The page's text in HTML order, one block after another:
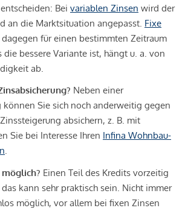
Bei variablen Zinsen wird der
an die Marktsituation angepasst. Fixe
für einen bestimmten Zeitraum
die bessere Variante ist, hängt u. a. von
ab.
Neben einer
können Sie sich noch anderweitig gegen
absichern, z. B. mit
Sie bei Interesse Ihren Infina Wohnbau-
.
Einen Teil des Kredits vorzeitig
kann sehr praktisch sein. Nicht immer
möglich, vor allem bei fixen Zinsen